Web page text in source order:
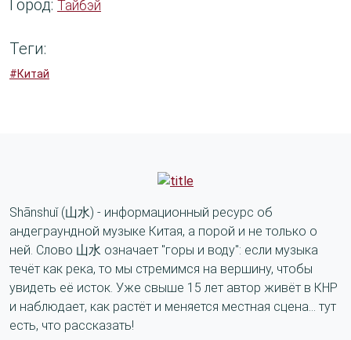
Город: Тайбэй
Теги:
#Китай
Shānshuǐ (山水) - информационный ресурс об
андеграундной музыке Китая, а порой и не только о
ней. Слово 山水 означает "горы и воду": если музыка
течёт как река, то мы стремимся на вершину, чтобы
увидеть её исток. Уже свыше 15 лет автор живёт в КНР
и наблюдает, как растёт и меняется местная сцена... тут
есть, что рассказать!